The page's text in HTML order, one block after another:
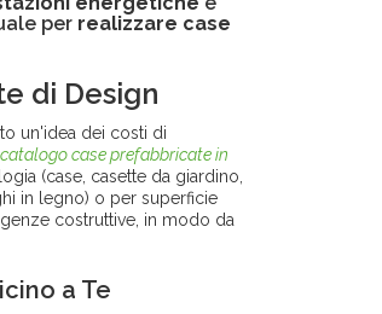
per realizzare case
di Design
un'idea dei costi di
catalogo case prefabbricate in
(case, casette da giardino,
in legno) o per superficie
costruttive, in modo da
a Te